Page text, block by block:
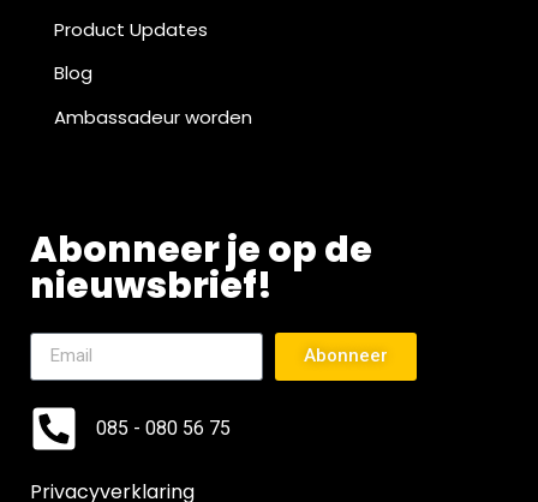
Product Updates
Blog
Ambassadeur worden
Abonneer je op de
nieuwsbrief!
Abonneer
085 - 080 56 75
Privacyverklaring